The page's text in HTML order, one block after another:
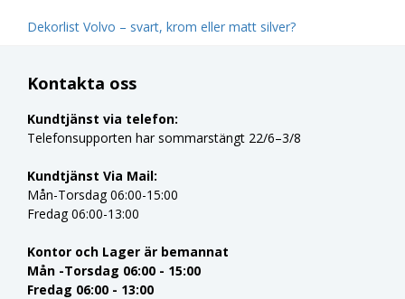
Dekorlist Volvo – svart, krom eller matt silver?
Kontakta oss
Kundtjänst via telefon:
Telefonsupporten har sommarstängt 22/6–3/8
Kundtjänst Via Mail:
Mån-Torsdag 06:00-15:00
Fredag 06:00-13:00
Kontor och Lager är bemannat
Mån -Torsdag 06:00 - 15:00
Fredag 06:00 - 13:00